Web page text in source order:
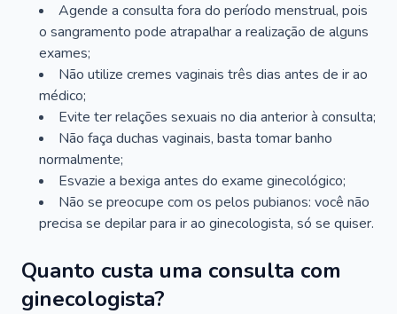
Agende a consulta fora do período menstrual, pois
o sangramento pode atrapalhar a realização de alguns
exames;
Não utilize cremes vaginais três dias antes de ir ao
médico;
Evite ter relações sexuais no dia anterior à consulta;
Não faça duchas vaginais, basta tomar banho
normalmente;
Esvazie a bexiga antes do exame ginecológico;
Não se preocupe com os pelos pubianos: você não
precisa se depilar para ir ao ginecologista, só se quiser.
Quanto custa uma consulta com
ginecologista?